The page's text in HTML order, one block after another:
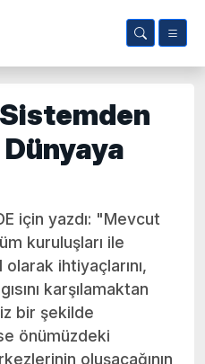
için yazdı: "Mevcut
kuruluşları ile
ihtiyaçlarını,
karşılamaktan
bir şekilde
önümüzdeki
oluşacağının